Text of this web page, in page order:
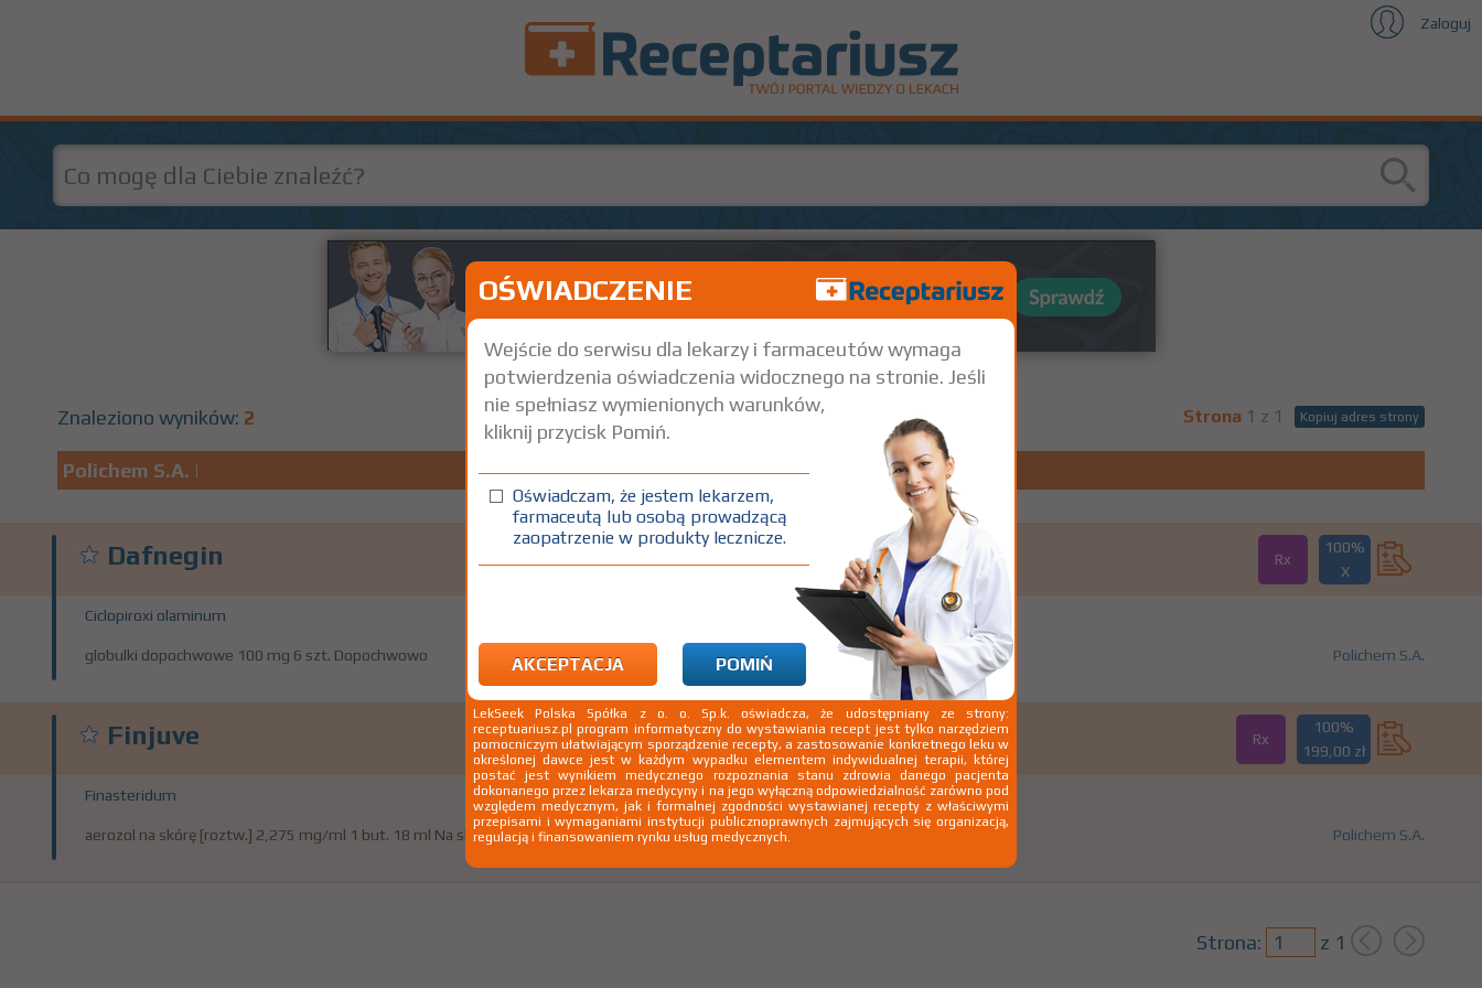
Zaloguj
Znaleziono wyników: 2 Kopiuj adres strony
Strona 1 z 1
Polichem S.A. |
Dafnegin Rx
100%
X
Ciclopiroxi olaminum
globulki dopochwowe 100 mg 6 szt. Dopochwowo Polichem S.A.
Finjuve Rx
100%
199,00 zł
Finasteridum
aerozol na skórę [roztw.] 2,275 mg/ml 1 but. 18 ml Na skórę Polichem S.A.
Strona: z 1
OŚWIADCZENIE
Wejście do serwisu dla lekarzy i farmaceutów wymaga
potwierdzenia oświadczenia widocznego na stronie. Jeśli
nie spełniasz wymienionych warunków,
kliknij przycisk Pomiń.
Oświadczam, że jestem lekarzem,
farmaceutą lub osobą prowadzącą
zaopatrzenie w produkty lecznicze.
AKCEPTACJA POMIŃ
LekSeek Polska Spółka z o. o. Sp.k. oświadcza, że udostępniany ze strony:
receptuariusz.pl program informatyczny do wystawiania recept jest tylko narzędziem
pomocniczym ułatwiającym sporządzenie recepty, a zastosowanie konkretnego leku w
określonej dawce jest w każdym wypadku elementem indywidualnej terapii, której
postać jest wynikiem medycznego rozpoznania stanu zdrowia danego pacjenta
dokonanego przez lekarza medycyny i na jego wyłączną odpowiedzialność zarówno pod
względem medycznym, jak i formalnej zgodności wystawianej recepty z właściwymi
przepisami i wymaganiami instytucji publicznoprawnych zajmujących się organizacją,
regulacją i finansowaniem rynku usług medycznych.